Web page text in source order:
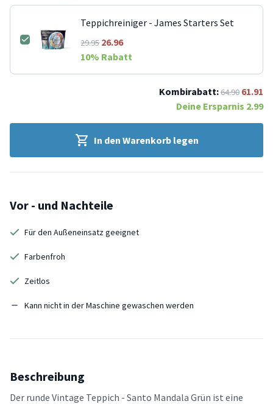
Teppichreiniger - James Starters Set
29.9526.96
10% Rabatt
Kombirabatt:64.90 61.91
Deine Ersparnis 2.99
In den Warenkorb legen
Vor - und Nachteile
Für den Außeneinsatz geeignet
Farbenfroh
Zeitlos
Kann nicht in der Maschine gewaschen werden
Beschreibung
Der runde Vintage Teppich - Santo Mandala Grün ist eine